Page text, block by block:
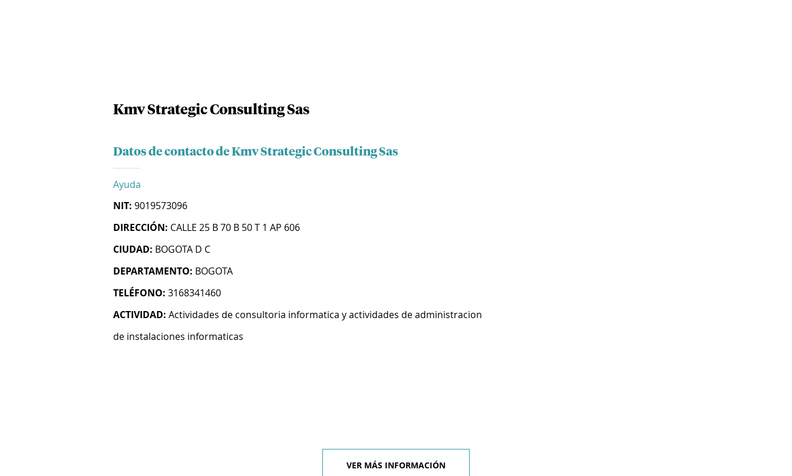
Kmv Strategic Consulting Sas
Datos de contacto de Kmv Strategic Consulting Sas
Ayuda
NIT: 9019573096
DIRECCIÓN: CALLE 25 B 70 B 50 T 1 AP 606
CIUDAD: BOGOTA D C
DEPARTAMENTO: BOGOTA
TELÉFONO: 3168341460
ACTIVIDAD: Actividades de consultoria informatica y actividades de administracion
de instalaciones informaticas
VER MÁS INFORMACIÓN